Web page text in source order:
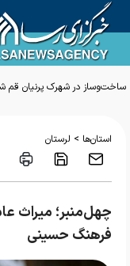
ساخت‌وساز در شهرک پرنیان قم
استان‌ها > لرستان
چهل‌منبر؛ میراث
فرهنگ حسینی